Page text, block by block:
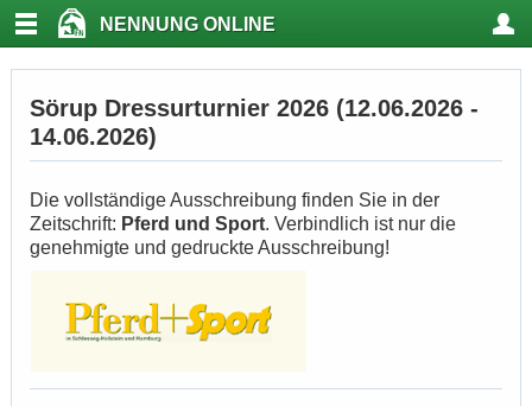
NENNUNG ONLINE
Sörup Dressurturnier 2026 (12.06.2026 -
14.06.2026)
Die vollständige Ausschreibung finden Sie in der
Zeitschrift: Pferd und Sport. Verbindlich ist nur die
genehmigte und gedruckte Ausschreibung!